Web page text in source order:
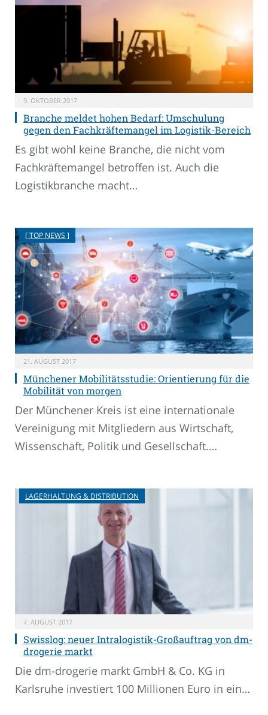
9. OKTOBER 2017
Branche meldet hohen Bedarf: Umschulung
gegen den Fachkräftemangel im Logistik-Bereich
Es gibt wohl keine Branche, die nicht vom
Fachkräftemangel betroffen ist. Auch die
Logistikbranche macht…
[ TOP NEWS ]
21. AUGUST 2017
Münchener Mobilitätsstudie: Orientierung für die
Mobilität von morgen
Der Münchener Kreis ist eine internationale
Vereinigung mit Mitgliedern aus Wirtschaft,
Wissenschaft, Politik und Gesellschaft.…
LAGERHALTUNG & DISTRIBUTION
7. AUGUST 2017
Swisslog: neuer Intralogistik-Großauftrag von dm-
drogerie markt
Die dm-drogerie markt GmbH & Co. KG in
Karlsruhe investiert 100 Millionen Euro in ein…